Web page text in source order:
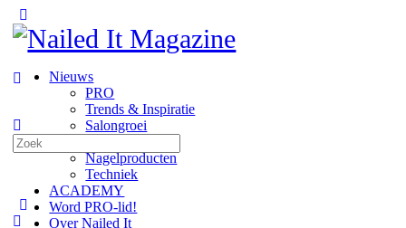
Side
Panel
Nieuws
PRO
Trends & Inspiratie
Salongroei
Nagelproducten
Techniek
ACADEMY
Word PRO-lid!
Over Nailed It
Zoeken
naar: